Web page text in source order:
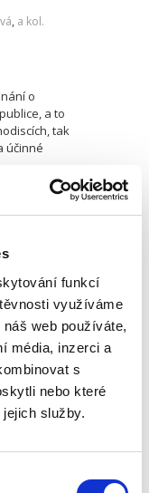
funkcí
využíváme
web používáte,
média, inzerci a
s
nebo které
služby.
, a kol.
o
a to
tak
účinné
v oblasti